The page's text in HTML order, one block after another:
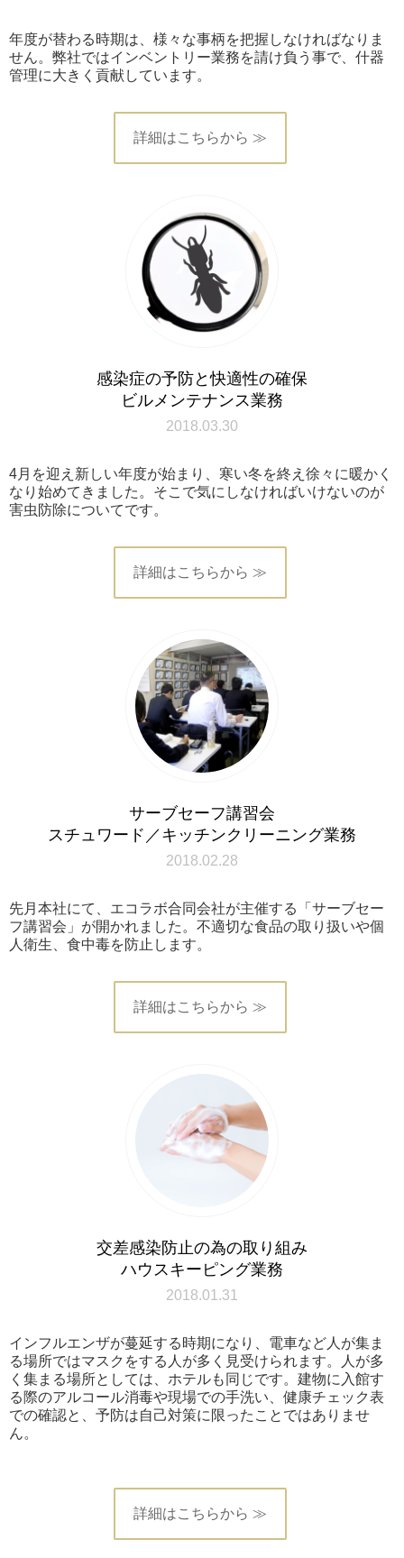
年度が替わる時期は、様々な事柄を把握しなければなりま
せん。弊社ではインベントリー業務を請け負う事で、什器
管理に大きく貢献しています。
詳細はこちらから ≫
感染症の予防と快適性の確保
ビルメンテナンス業務
2018.03.30
4月を迎え新しい年度が始まり、寒い冬を終え徐々に暖かく
なり始めてきました。そこで気にしなければいけないのが
害虫防除についてです。
詳細はこちらから ≫
サーブセーフ講習会
スチュワード／キッチンクリーニング業務
2018.02.28
先月本社にて、エコラボ合同会社が主催する「サーブセー
フ講習会」が開かれました。不適切な食品の取り扱いや個
人衛生、食中毒を防止します。
詳細はこちらから ≫
交差感染防止の為の取り組み
ハウスキーピング業務
2018.01.31
インフルエンザが蔓延する時期になり、電車など人が集ま
る場所ではマスクをする人が多く見受けられます。人が多
く集まる場所としては、ホテルも同じです。建物に入館す
る際のアルコール消毒や現場での手洗い、健康チェック表
での確認と、予防は自己対策に限ったことではありませ
ん。
詳細はこちらから ≫